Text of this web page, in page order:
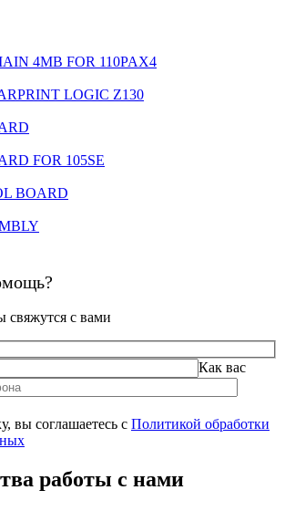
4MB FOR 110PAX4
LOGIC Z130
FOR 105SE
BOARD
с вами
Как вас
вы соглашаетесь с Политикой обработки
работы с нами